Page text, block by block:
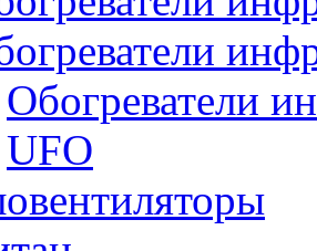
Обогреватели
UFO